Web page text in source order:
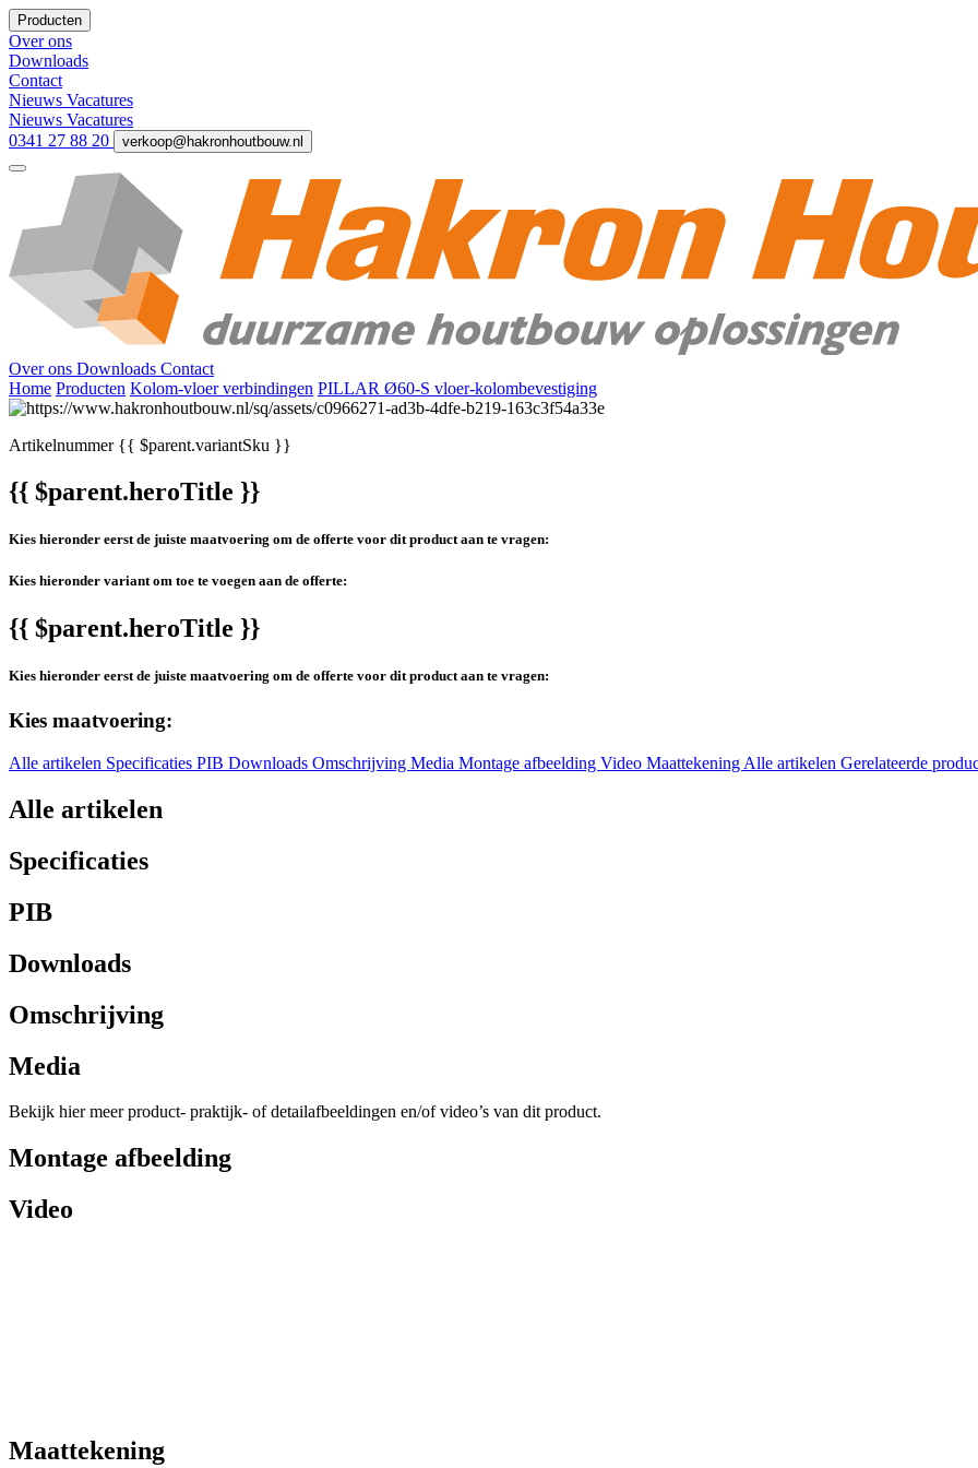
Producten
Over ons
Downloads
Contact
Nieuws Vacatures
Nieuws Vacatures
0341 27 88 20
verkoop@hakronhoutbouw.nl
Over ons Downloads Contact
Home Producten Kolom-vloer verbindingen PILLAR Ø60-S vloer-kolombevestiging
Artikelnummer{{ $parent.variantSku }}
{{ $parent.heroTitle }}
Kies hieronder eerst de juiste maatvoering om de offerte voor dit product aan te vragen:
Kies hieronder variant om toe te voegen aan de offerte:
{{ $parent.heroTitle }}
Kies hieronder eerst de juiste maatvoering om de offerte voor dit product aan te vragen:
Kies maatvoering:
Alle artikelen Specificaties PIB Downloads Omschrijving Media Montage afbeelding Video Maattekening Alle artikelen Gerelateerde
Alle artikelen
Specificaties
PIB
Downloads
Omschrijving
Media
Bekijk hier meer product- praktijk- of detailafbeeldingen en/of video’s van dit product.
Montage afbeelding
Video
Maattekening